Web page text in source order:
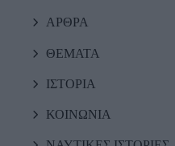
ΑΡΘΡΑ
ΘΕΜΑΤΑ
ΙΣΤΟΡΙΑ
ΚΟΙΝΩΝΙΑ